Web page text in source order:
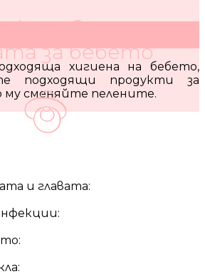
съвета за
за бебето
хигиена на бебето,
подходящи продукти за
му сменяйте пелените.
и главата: